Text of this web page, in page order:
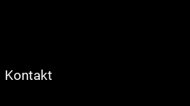
Kontakt